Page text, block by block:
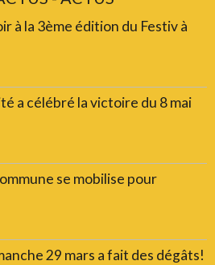
à la 3ème édition du Festiv à
a célébré la victoire du 8 mai
se mobilise pour
29 mars a fait des dégâts!